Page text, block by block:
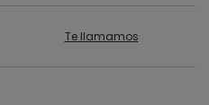
Te llamamos